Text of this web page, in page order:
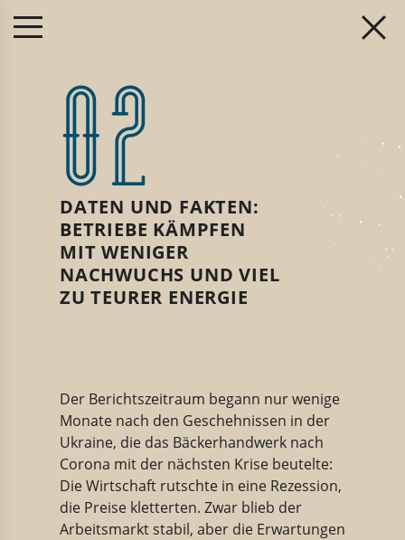
02
DATEN UND FAKTEN:
BETRIEBE KÄMPFEN
MIT WENIGER
NACHWUCHS UND VIEL
ZU TEURER ENERGIE
Der Berichtszeitraum begann nur wenige
Monate nach den Geschehnissen in der
Ukraine, die das Bäckerhandwerk nach
Corona mit der nächsten Krise beutelte:
Die Wirtschaft rutschte in eine Rezession,
die Preise kletterten. Zwar blieb der
Arbeitsmarkt stabil, aber die Erwartungen